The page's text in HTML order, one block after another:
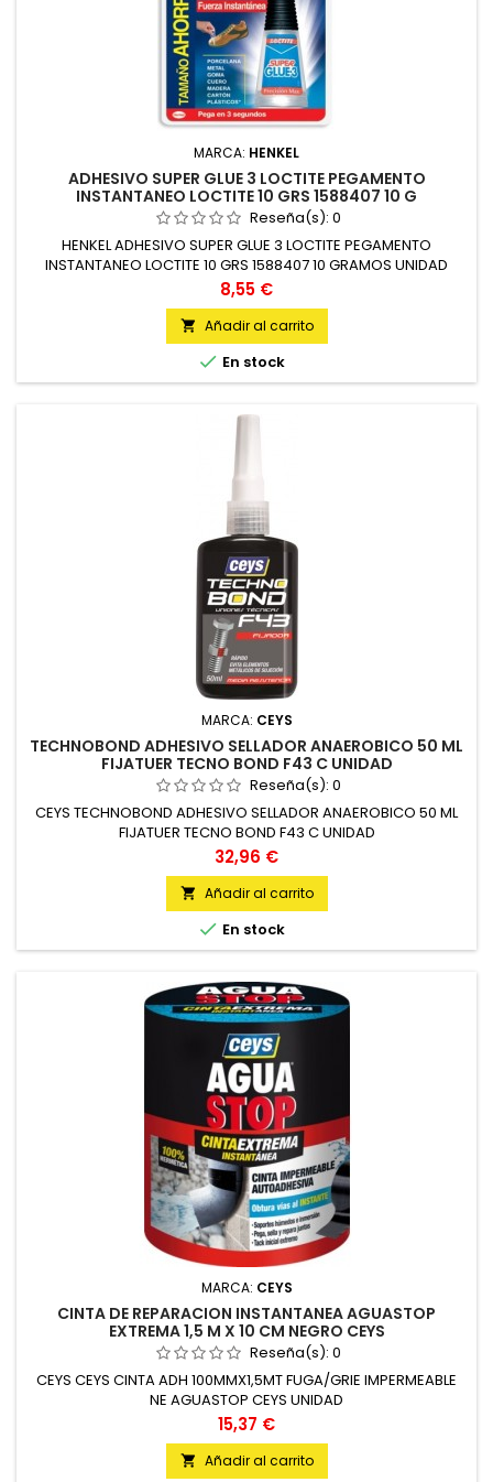
MARCA: HENKEL
ADHESIVO SUPER GLUE 3 LOCTITE PEGAMENTO
INSTANTANEO LOCTITE 10 GRS 1588407 10 G
Reseña(s): 0
HENKEL ADHESIVO SUPER GLUE 3 LOCTITE PEGAMENTO
INSTANTANEO LOCTITE 10 GRS 1588407 10 GRAMOS UNIDAD
Precio
8,55 €
 Añadir al carrito
 En stock
MARCA: CEYS
TECHNOBOND ADHESIVO SELLADOR ANAEROBICO 50 ML
FIJATUER TECNO BOND F43 C UNIDAD
Reseña(s): 0
CEYS TECHNOBOND ADHESIVO SELLADOR ANAEROBICO 50 ML
FIJATUER TECNO BOND F43 C UNIDAD
Precio
32,96 €
 Añadir al carrito
 En stock
MARCA: CEYS
CINTA DE REPARACION INSTANTANEA AGUASTOP
EXTREMA 1,5 M X 10 CM NEGRO CEYS
Reseña(s): 0
CEYS CEYS CINTA ADH 100MMX1,5MT FUGA/GRIE IMPERMEABLE
NE AGUASTOP CEYS UNIDAD
Precio
15,37 €
 Añadir al carrito